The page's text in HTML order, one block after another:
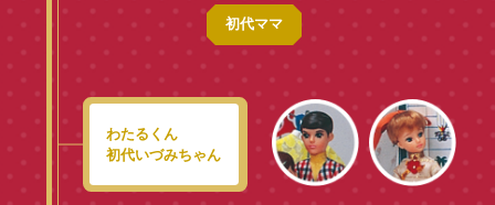
初代ママ
わたるくん
初代いづみちゃん